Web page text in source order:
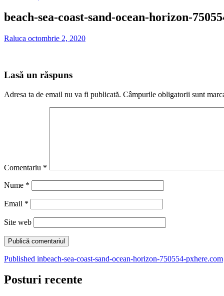
beach-sea-coast-sand-ocean-horizon-
Raluca octombrie 2, 2020
Lasă un răspuns
Adresa ta de email nu va fi publicată. Câmpurile obligatorii sunt
Comentariu *
Nume *
Email *
Site web
Navigare
în
articole
Published inbeach-sea-coast-sand-ocean-horizon-750554-pxhere.com
Posturi recente